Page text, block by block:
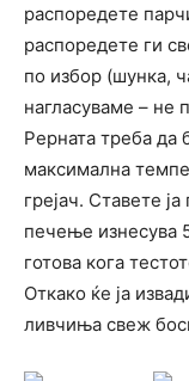
распоредете
распоредете ги
по избор (шунка,
нагласуваме – не
Рерната треба да
максимална
грејач. Ставете
печење изнесува
готова кога
Откако ќе ја
ливчиња свеж